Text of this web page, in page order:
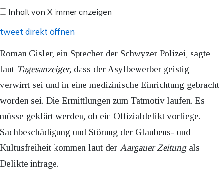
anzeigen
Inhalt von X immer anzeigen
tweet direkt öffnen
Roman Gisler, ein Sprecher der Schwyzer Polizei, sagte
laut Tagesanzeiger, dass der Asylbewerber geistig
verwirrt sei und in eine medizinische Einrichtung gebracht
worden sei. Die Ermittlungen zum Tatmotiv laufen. Es
müsse geklärt werden, ob ein Offizialdelikt vorliege.
Sachbeschädigung und Störung der Glaubens- und
Kultusfreiheit kommen laut der Aargauer Zeitungals
Delikte infrage.